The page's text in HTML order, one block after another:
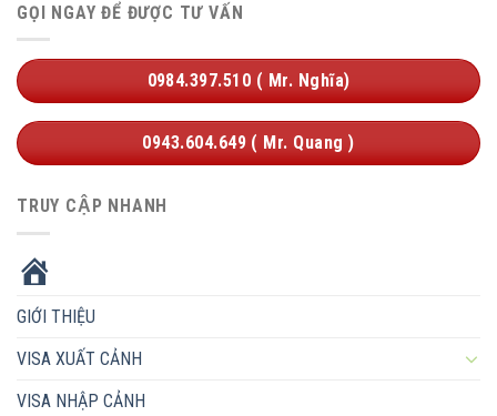
GỌI NGAY ĐỂ ĐƯỢC TƯ VẤN
0984.397.510 ( Mr. Nghĩa)
0943.604.649 ( Mr. Quang )
TRUY CẬP NHANH
GIỚI THIỆU
VISA XUẤT CẢNH
VISA NHẬP CẢNH